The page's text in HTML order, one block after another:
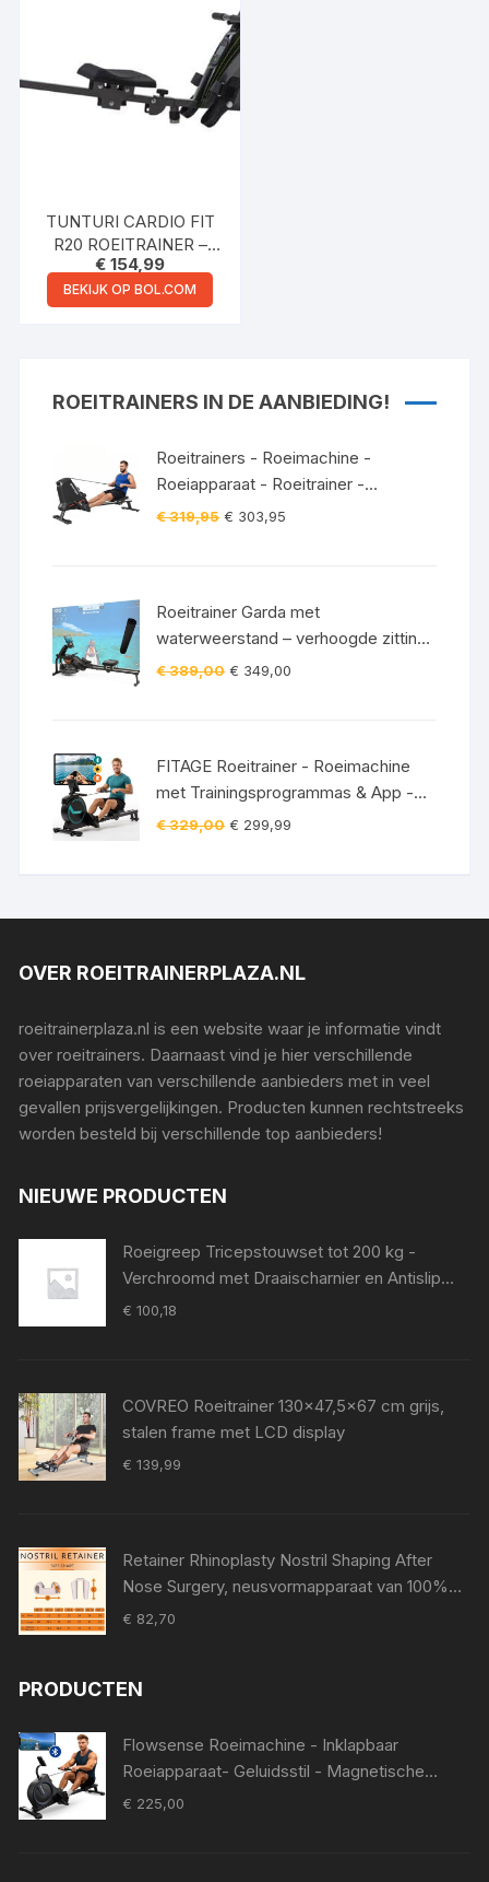
TUNTURI CARDIO FIT
R20 ROEITRAINER –
INKLAPBAAR –
ROEIMACHINE MET 4
WEERSTANDSNIVEAUS
€ 154,99
BEKIJK OP BOL.COM
ROEITRAINERS IN DE AANBIEDING!
Roeitrainers - Roeimachine -
Roeiapparaat - Roeitrainer -
Crosstrainer - Inklapbaar - Zwart
€319,95 Oorspronkelijke
€ 303,95
Roeitrainer Garda met
waterweerstand – verhoogde zitting
– Bluetooth – 120 kg incl.
€389,00 Oorspronkelijke
€ 349,00
FITAGE Roeitrainer - Roeimachine
met Trainingsprogrammas & App -
Inklapbaar Roeiapparaat met 16
€329,00 Oorspronkelijke
€ 299,99
OVER ROEITRAINERPLAZA.NL
roeitrainerplaza.nl is een website waar je informatie vindt
over roeitrainers. Daarnaast vind je hier verschillende
roeiapparaten van verschillende aanbieders met in veel
gevallen prijsvergelijkingen. Producten kunnen rechtstreeks
worden besteld bij verschillende top aanbieders!
NIEUWE PRODUCTEN
Roeigreep Tricepstouwset tot 200 kg -
Verchroomd met Draaischarnier en Antislip
Grip voor Krachttraining
€ 100,18
COVREO Roeitrainer 130x47,5x67 cm grijs,
stalen frame met LCD display
€ 139,99
Retainer Rhinoplasty Nostril Shaping After
Nose Surgery, neusvormapparaat van 100%
medische siliconen, neuspad voor Surgery,
€ 82,70
PRODUCTEN
Flowsense Roeimachine - Inklapbaar
Roeiapparaat- Geluidsstil - Magnetische
Roeitrainer - Roeitrainers - 16
€ 225,00